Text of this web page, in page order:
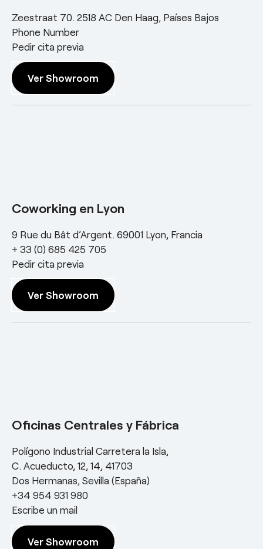
Zeestraat 70. 2518 AC Den Haag, Países Bajos
Phone Number
Pedir cita previa
Ver Showroom
Coworking en Lyon
9 Rue du Bât d’Argent. 69001 Lyon, Francia
+ 33 (0) 685 425 705
Pedir cita previa
Ver Showroom
Oficinas Centrales y Fábrica
Polígono Industrial Carretera la Isla,
C. Acueducto, 12, 14, 41703
Dos Hermanas, Sevilla (España)
+34 954 931 980
Escribe un mail
Ver Showroom